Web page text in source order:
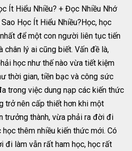
Ít Hiểu Nhiều? + Đọc Nhiều Nhớ
Học Ít Hiểu Nhiều?Học, học
để một con người liên tục tiến
chân lý ai cũng biết. Vấn đề là,
học như thế nào vừa tiết kiệm
thời gian, tiền bạc và công sức
trong việc dung nạp các kiến thức
trở nên cấp thiết hơn khi một
trưởng thành, vừa phải ra đời đi
thêm nhiều kiến thức mới. Có
đi làm vẫn rất ham học, học rất